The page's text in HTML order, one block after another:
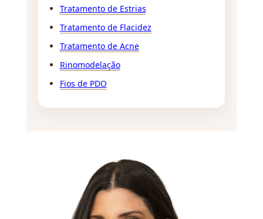
Tratamento de Estrias
Tratamento de Flacidez
Tratamento de Acne
Rinomodelação
Fios de PDO